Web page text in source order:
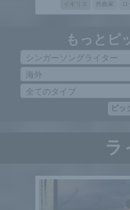
イギリス 作曲家 ロ
もっとピ
ピッ
ラ